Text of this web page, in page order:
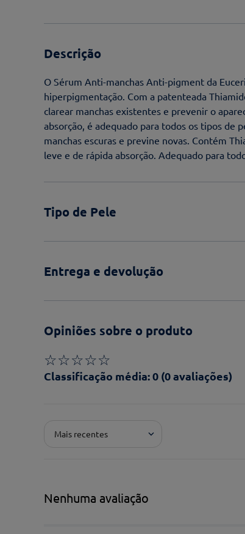
Descrição
O Sérum Anti-manchas Anti-pigment da
hiperpigmentação. Com a patenteada
clarear manchas existentes e prevenir o
absorção, é adequado para todos os tipos de
manchas escuras e previne novas. Contém
leve e de rápida absorção. Adequado para
Tipo de Pele
Entrega e devolução
Opiniões sobre o produto
☆☆☆☆☆
Classificação média: 0 (0 avaliações)
Pontuação*
Mais recentes
Nenhuma avaliação